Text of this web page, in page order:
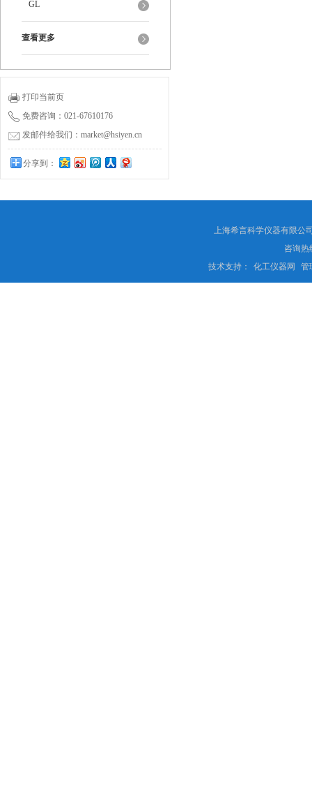
GL
查看更多
打印当前页
免费咨询：021-67610176
发邮件给我们：market@hsiyen.cn
分享到：
上海希言科学仪器有限公
咨询热
技术支持：
化工仪器网 管